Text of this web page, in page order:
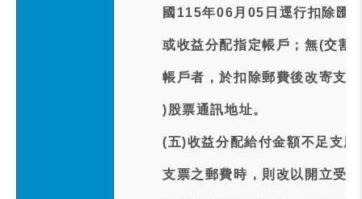
國115年06月05日逕行扣除匯
或收益分配指定帳戶；無(交割
帳戶者，於扣除郵費後改寄支
)股票通訊地址。
(五)收益分配給付金額不足支
支票之郵費時，則改以開立受